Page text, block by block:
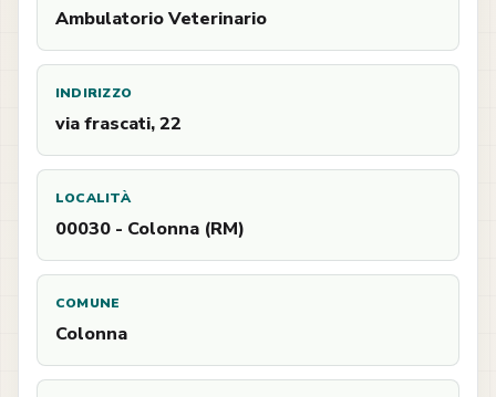
Ambulatorio Veterinario
INDIRIZZO
via frascati, 22
LOCALITÀ
00030 - Colonna (RM)
COMUNE
Colonna